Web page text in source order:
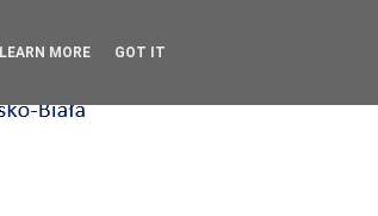
LEARN MORE GOT IT